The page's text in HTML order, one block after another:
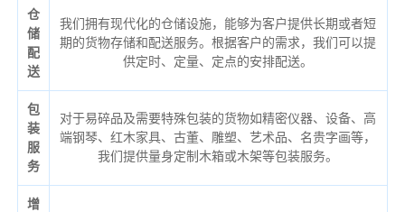
仓
储
配
送
我们拥有现代化的仓储设施，能够为客户提供长期或者短
期的货物存储和配送服务。根据客户的需求，我们可以提
供定时、定量、定点的安排配送。
包
装
服
务
对于易碎品及需要特殊包装的货物如精密仪器、设备、高
端钢琴、红木家具、古董、雕塑、艺术品、名贵字画等，
我们提供量身定制木箱或木架等包装服务。
增